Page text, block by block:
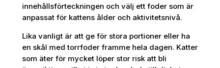
innehållsförteckningen och välj ett foder som är
anpassat för kattens ålder och aktivitetsnivå.
Lika vanligt är att ge för stora portioner eller ha
en skål med torrfoder framme hela dagen. Katter
som äter för mycket löper stor risk att bli